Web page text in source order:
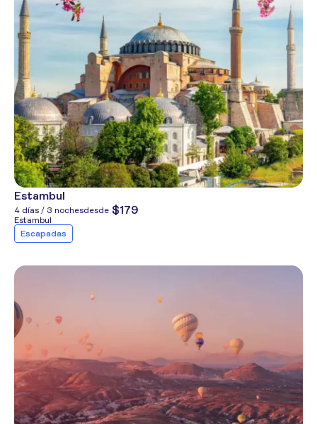
Estambul
4 días / 3 nochesdesde $179
Estambul
Escapadas